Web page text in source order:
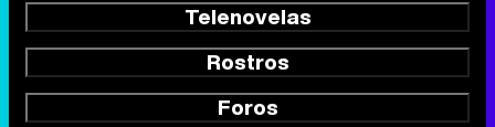
Telenovelas
Rostros
Foros